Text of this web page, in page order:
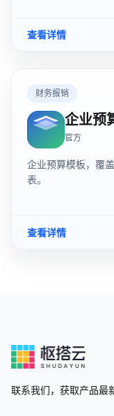
查看详情
财务报销
企业预
官方
企业预算模板，覆
表。
查看详情
联系我们，获取产品最